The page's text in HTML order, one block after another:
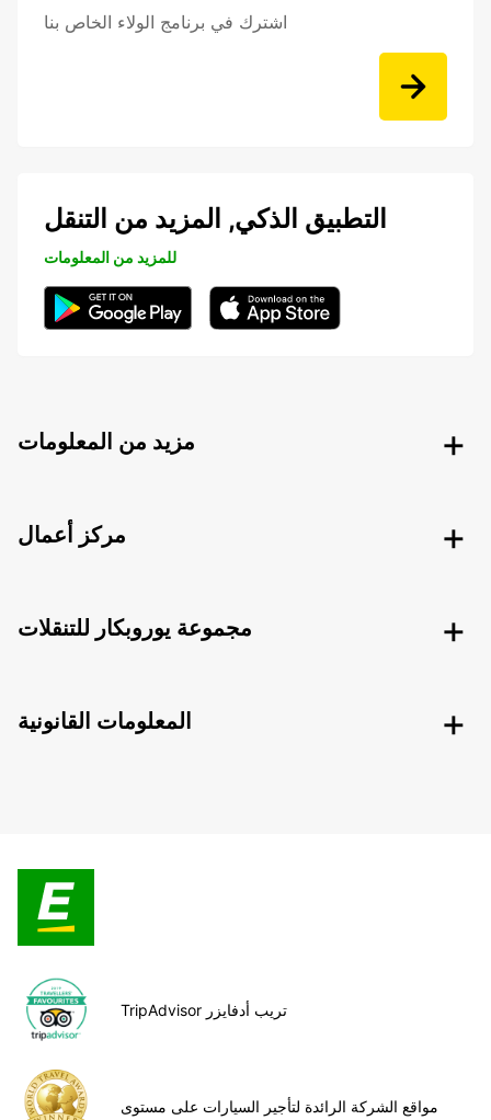
اشترك في برنامج الولاء الخاص بنا
التطبيق الذكي, المزيد من التنقل
للمزيد من المعلومات
مزيد من المعلومات
مركز أعمال
مجموعة يوروبكار للتنقلات
المعلومات القانونية
TripAdvisor تريب أدفايزر
مواقع الشركة الرائدة لتأجير السيارات على مستوى